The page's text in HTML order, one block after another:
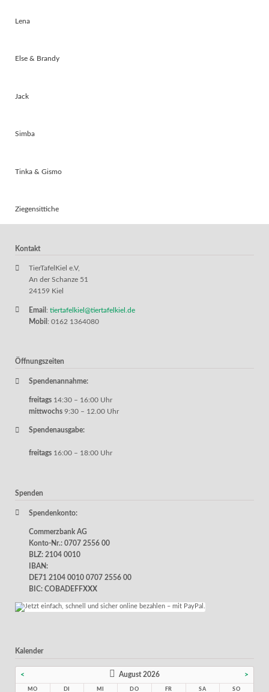
Lena
Else & Brandy
Jack
Simba
Tinka & Gismo
Ziegensittiche
Kontakt
TierTafelKiel e.V,
An der Schanze 51
24159 Kiel
Email : tiertafelkiel@tiertafelkiel.de
Mobil : 0162 1364080
Öffnungszeiten
Spendenannahme:
freitags 14:30 – 16:00 Uhr
mittwochs 9:30 – 12.00 Uhr
Spendenausgabe:
freitags 16:00 – 18:00 Uhr
Spenden
Spendenkonto:
Commerzbank AG
Konto-Nr.: 0707 2556 00
BLZ: 2104 0010
IBAN:
DE71 2104 0010 0707 2556 00
BIC: COBADEFFXXX
Kalender
< August 2026 >
MO DI MI DO FR SA SO